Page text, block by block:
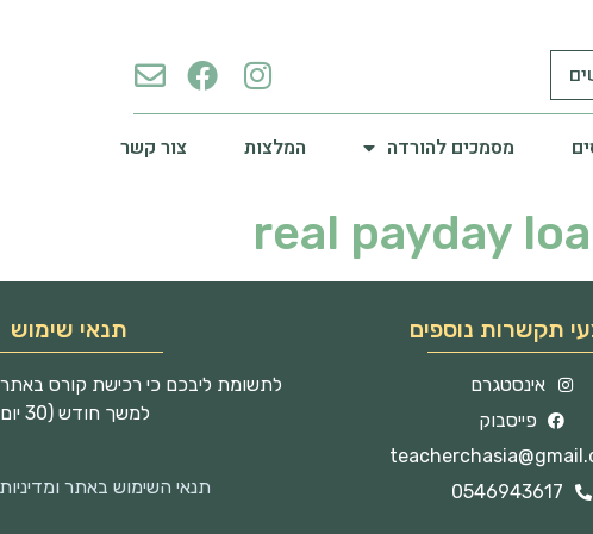
מסמכים להורדה המלצות צור קשר
real payday
תקשרות נוספים
אינסטגרם
פייסבוק
0546943617
תנאי שימוש
לתשומת ליבכם כי רכישת קורס באתר
למשך חודש (30 יום).
תנאי השימוש באתר